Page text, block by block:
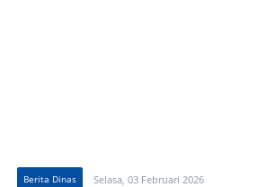
Berita Dinas Selasa, 03 Februari 2026